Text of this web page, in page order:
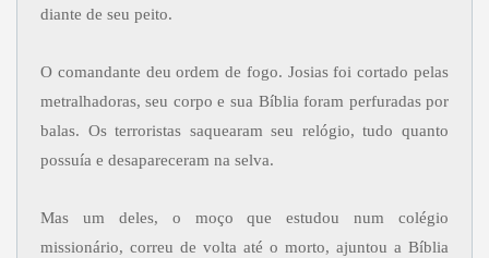
diante de seu peito.
O comandante deu ordem de fogo. Josias foi cortado pelas
metralhadoras, seu corpo e sua Bíblia foram perfuradas por
balas. Os terroristas saquearam seu relógio, tudo quanto
possuía e desapareceram na selva.
Mas um deles, o moço que estudou num colégio
missionário, correu de volta até o morto, ajuntou a Bíblia